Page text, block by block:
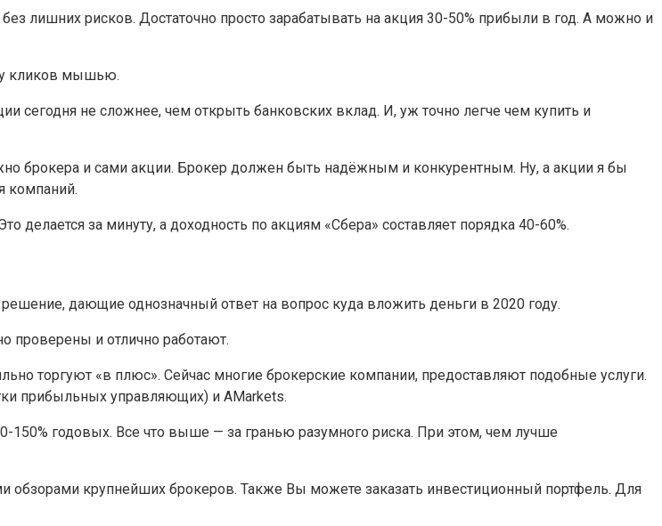
лишних рисков. Достаточно просто зарабатывать на акция 30-50% прибыли в год. А можно и
кликов мышью.
сегодня не сложнее, чем открыть банковских вклад. И, уж точно легче чем купить и
брокера и сами акции. Брокер должен быть надёжным и конкурентным. Ну, а акции я бы
компаний.
за минуту, а доходность по акциям «Сбера» составляет порядка 40-60%.
дающие однозначный ответ на вопрос куда вложить деньги в 2020 году.
проверены и отлично работают.
торгуют «в плюс». Сейчас многие брокерские компании, предоставляют подобные услуги.
прибыльных управляющих) и AMarkets.
150% годовых. Все что выше — за гранью разумного риска. При этом, чем лучше
крупнейших брокеров. Также Вы можете заказать инвестиционный портфель. Для